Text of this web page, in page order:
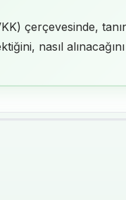
çerçevesinde,
nasıl